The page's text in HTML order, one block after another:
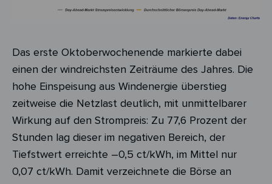
Das erste Oktoberwochenende markierte dabei
einen der windreichsten Zeiträume des Jahres. Die
hohe Einspeisung aus Windenergie überstieg
zeitweise die Netzlast deutlich, mit unmittelbarer
Wirkung auf den Strompreis: Zu 77,6 Prozent der
Stunden lag dieser im negativen Bereich, der
Tiefstwert erreichte –0,5 ct/kWh, im Mittel nur
0,07 ct/kWh. Damit verzeichnete die Börse an